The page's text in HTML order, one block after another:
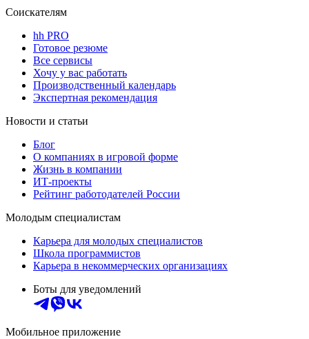
Соискателям
hh PRO
Готовое резюме
Все сервисы
Хочу у вас работать
Производственный календарь
Экспертная рекомендация
Новости и статьи
Блог
О компаниях в игровой форме
Жизнь в компании
ИТ-проекты
Рейтинг работодателей России
Молодым специалистам
Карьера для молодых специалистов
Школа программистов
Карьера в некоммерческих организациях
Боты для уведомлений
Мобильное приложение